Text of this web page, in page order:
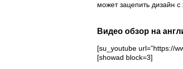
может зацепить дизайн
Видео обзор на
[su_youtube url=”https://
[showad block=3]